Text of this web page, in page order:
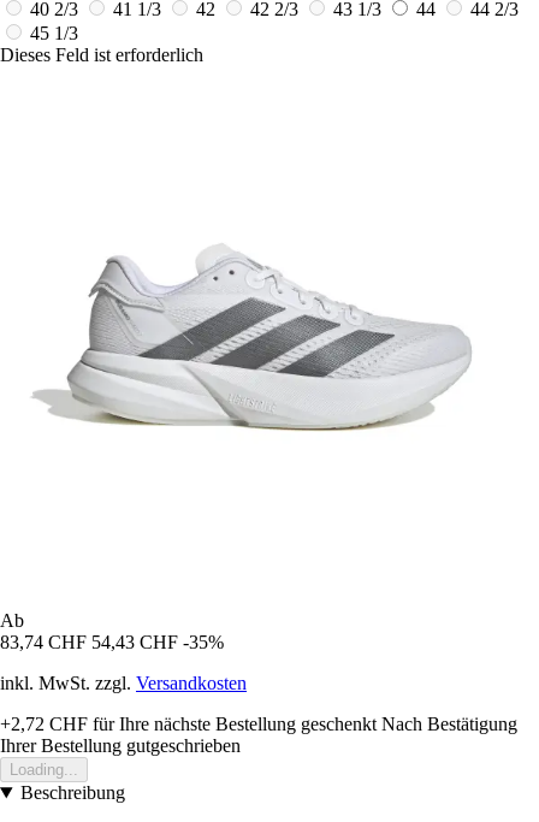
40 2/3 41 1/3 42 42 2/3 43 1/3 44
44 2/3
45 1/3
Dieses Feld ist erforderlich
Ab
83,74 CHF 54,43 CHF -35%
inkl. MwSt. zzgl. Versandkosten
+2,72 CHF für Ihre nächste Bestellung geschenkt Nach Bestätigung
Ihrer Bestellung gutgeschrieben
Loading...
Beschreibung